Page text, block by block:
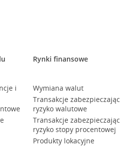
i
Rynki finansowe
Wymiana walut
Transakcje
ryzyko walutowe
Transakcje
ryzyko stopy procentowej
Produkty lokacyjne